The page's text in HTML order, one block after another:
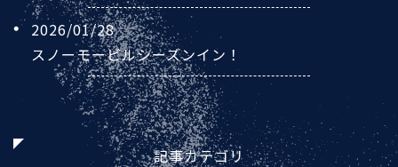
2026/01/28
スノーモービルシーズンイン！
記事カテゴリ